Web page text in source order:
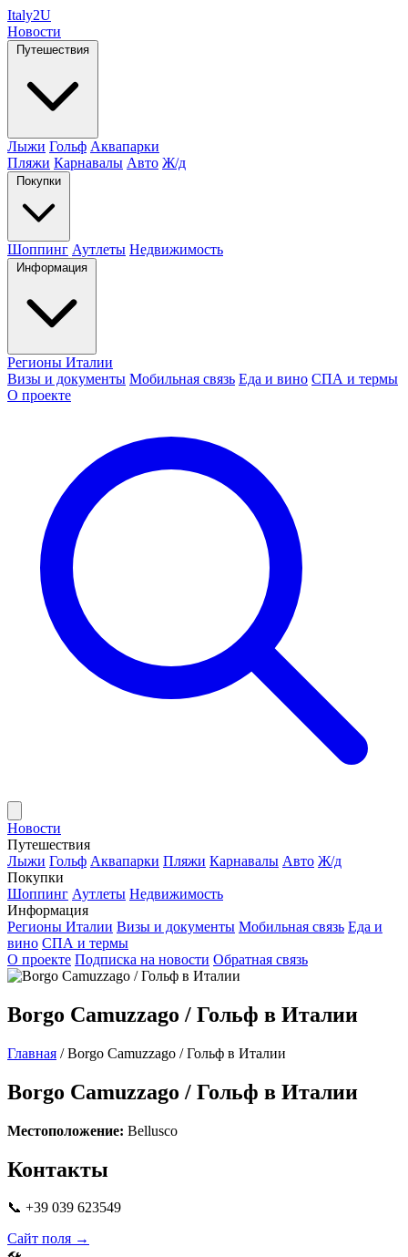
Italy2U
Новости
Путешествия
Лыжи Гольф Аквапарки
Пляжи Карнавалы Авто Ж/д
Покупки
Шоппинг Аутлеты Недвижимость
Информация
Регионы Италии
Визы и документы Мобильная связь Еда и вино СПА и термы
О проекте
Новости
Путешествия
Лыжи Гольф Аквапарки Пляжи Карнавалы Авто Ж/д
Покупки
Шоппинг Аутлеты Недвижимость
Информация
Регионы Италии Визы и документы Мобильная связь Еда и
вино СПА и термы
О проекте Подписка на новости Обратная связь
Borgo Camuzzago / Гольф в Италии
Главная / Borgo Camuzzago / Гольф в Италии
Borgo Camuzzago / Гольф в Италии
Местоположение: Bellusco
Контакты
📞 +39 039 623549
Сайт поля →